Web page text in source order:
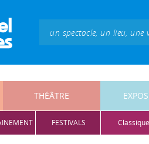
THÉÂTRE
FESTIVALS classique